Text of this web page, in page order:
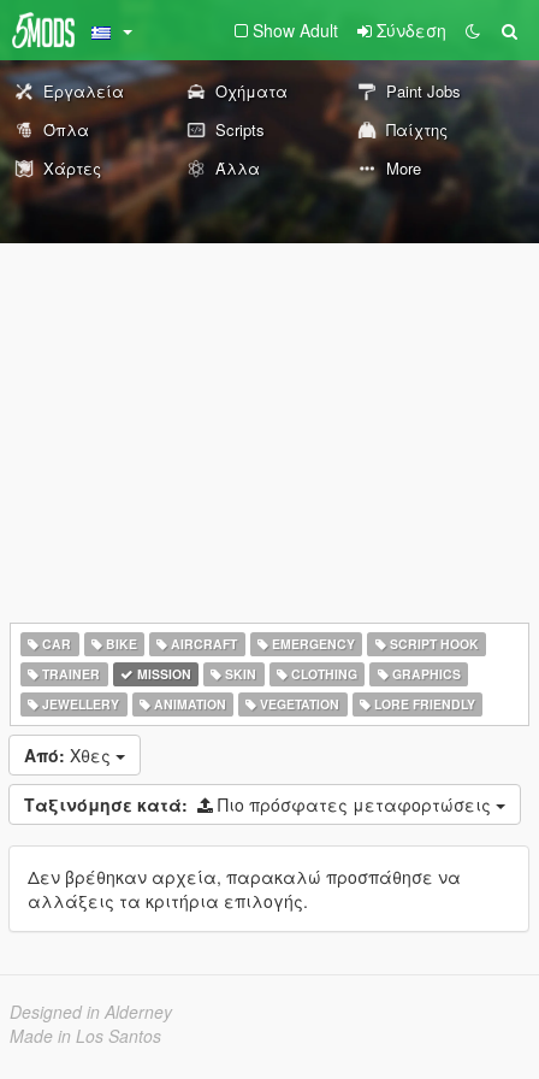
Show Adult Σύνδεση
Εργαλεία Οχήματα
Paint Jobs
Όπλα
Scripts
Παίχτης
Χάρτες
Άλλα More
CAR BIKE AIRCRAFT EMERGENCY
SCRIPT HOOK
TRAINER
MISSION SKIN CLOTHING
GRAPHICS
JEWELLERY
ANIMATION VEGETATION LORE FRIENDLY
Από: Χθες
Ταξινόμησε κατά: Πιο πρόσφατες μεταφορτώσεις
Δεν βρέθηκαν αρχεία, παρακαλώ προσπάθησε να
αλλάξεις τα κριτήρια επιλογής.
Designed in Alderney
Made in Los Santos